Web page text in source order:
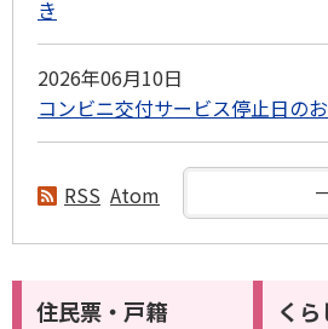
き
2026年06月10日
コンビニ交付サービス停止日の
RSS Atom
住民票・戸籍 く